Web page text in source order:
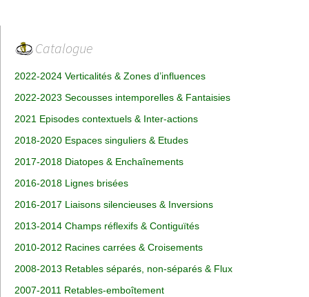
Catalogue
2022-2024 Verticalités & Zones d’influences
2022-2023 Secousses intemporelles & Fantaisies
2021 Episodes contextuels & Inter-actions
2018-2020 Espaces singuliers & Etudes
2017-2018 Diatopes & Enchaînements
2016-2018 Lignes brisées
2016-2017 Liaisons silencieuses & Inversions
2013-2014 Champs réflexifs & Contiguïtés
2010-2012 Racines carrées & Croisements
2008-2013 Retables séparés, non-séparés & Flux
2007-2011 Retables-emboîtement